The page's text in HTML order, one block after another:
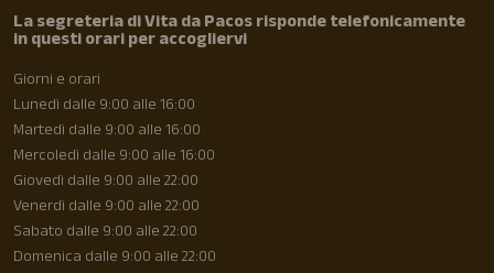
La segreteria di Vita da Pacos risponde telefonicamente
in questi orari per accogliervi
Giorni e orari
Lunedì dalle 9:00 alle 16:00
Martedì dalle 9:00 alle 16:00
Mercoledì dalle 9:00 alle 16:00
Giovedì dalle 9:00 alle 22:00
Venerdì dalle 9:00 alle 22:00
Sabato dalle 9:00 alle 22:00
Domenica dalle 9:00 alle 22:00